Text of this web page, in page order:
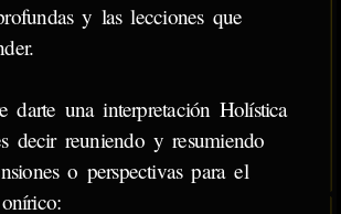
y las lecciones que
darte una interpretación Holística
decir reuniendo y resumiendo
o perspectivas para el